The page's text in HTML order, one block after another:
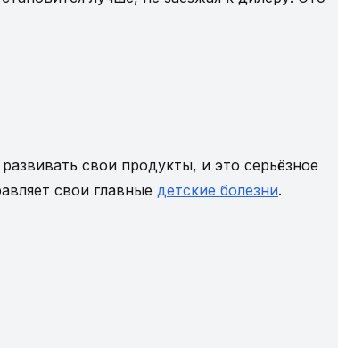
свои продукты, и это серьёзное
свои главные детские болезни.